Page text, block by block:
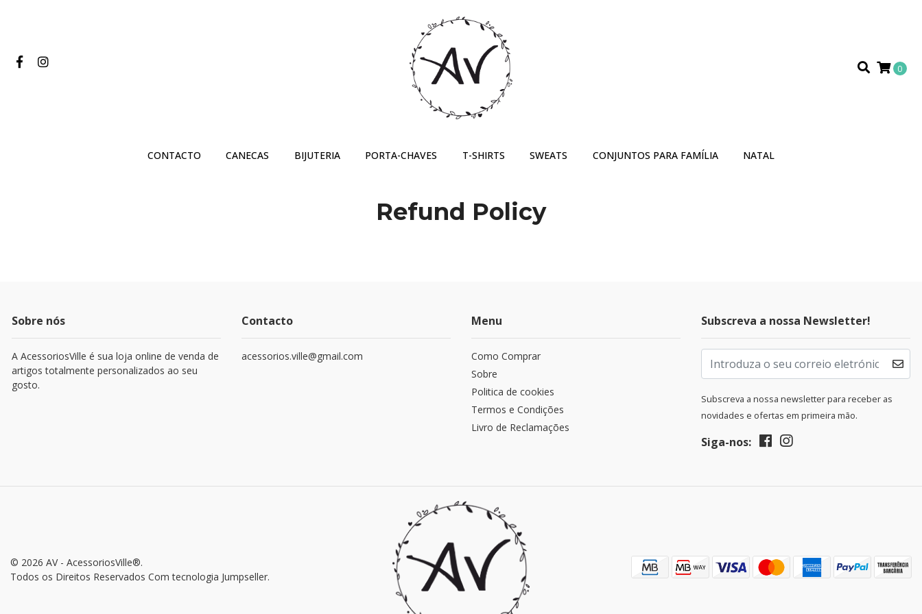
0
CONTACTO CANECAS BIJUTERIA PORTA-CHAVES T-SHIRTS SWEATS CONJUNTOS PARA FAMÍLIA NATAL
Refund Policy
Sobre nós
A AcessoriosVille é sua loja online de venda de
artigos totalmente personalizados ao seu
gosto.
Contacto
acessorios.ville@gmail.com
Menu
Como Comprar
Sobre
Politica de cookies
Termos e Condições
Livro de Reclamações
Subscreva a nossa Newsletter!
Subscreva a nossa newsletter para receber as
novidades e ofertas em primeira mão.
Siga-nos:
© 2026 AV - AcessoriosVille®.
Todos os Direitos Reservados Com tecnologia Jumpseller.